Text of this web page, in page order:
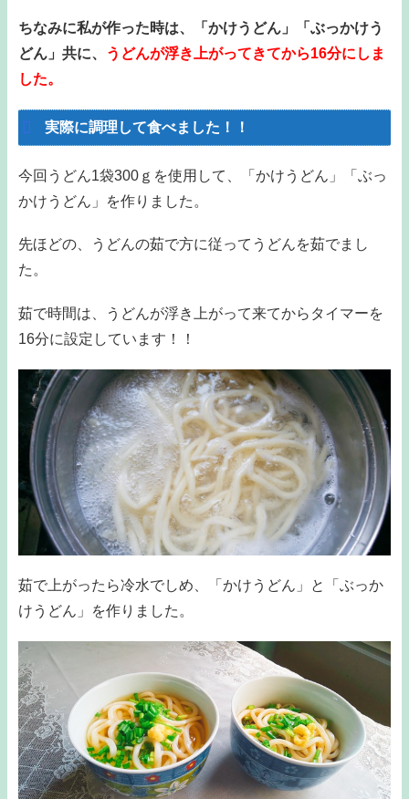
ちなみに私が作った時は、「かけうどん」「ぶっかけう
どん」共に、
うどんが浮き上がってきてから16分にしま
した。
実際に調理して食べました！！
今回うどん1袋300ｇを使用して、「かけうどん」「ぶっ
かけうどん」を作りました。
先ほどの、うどんの茹で方に従ってうどんを茹でまし
た。
茹で時間は、うどんが浮き上がって来てからタイマーを
16分に設定しています！！
茹で上がったら冷水でしめ、「かけうどん」と「ぶっか
けうどん」を作りました。